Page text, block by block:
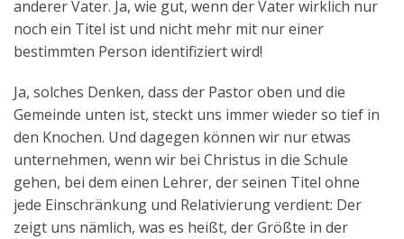
anderer Vater. Ja, wie gut, wenn der Vater wirklich nur
noch ein Titel ist und nicht mehr mit nur einer
bestimmten Person identifiziert wird!
Ja, solches Denken, dass der Pastor oben und die
Gemeinde unten ist, steckt uns immer wieder so tief in
den Knochen. Und dagegen können wir nur etwas
unternehmen, wenn wir bei Christus in die Schule
gehen, bei dem einen Lehrer, der seinen Titel ohne
jede Einschränkung und Relativierung verdient: Der
zeigt uns nämlich, was es heißt, der Größte in der